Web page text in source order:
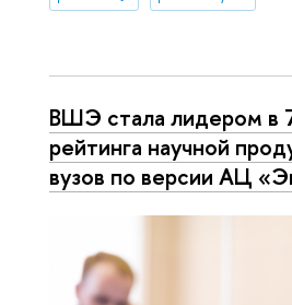
ВШЭ стала лидером в
рейтинга научной
вузов по версии АЦ